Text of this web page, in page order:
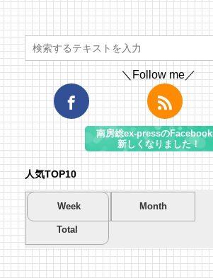
＼Follow me／
南房総ex-pressの
新しくなりました！
人気TOP10
Week Month
Total
夏を先取り！プールに行こ
南房総市千倉B&G海洋セン
夏を先取り！プールに行こ
南房総市千倉B&G海洋セン
海遊び＆キャンプするなら
すすめキャンプ場まとめ【2